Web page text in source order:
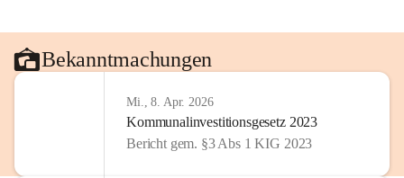
Bekanntmachungen
Mi., 8. Apr. 2026
Kommunalinvestitionsgesetz 2023
Bericht gem. §3 Abs 1 KIG 2023